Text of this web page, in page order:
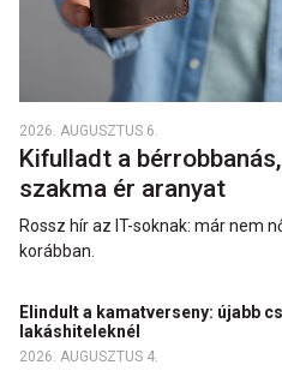
2026. AUGUSZTUS 6.
Kifulladt a
szakma ér aranyat
Rossz hír az IT-soknak: már nem
korábban.
Elindult a kamatverseny: újabb
lakáshiteleknél
2026. AUGUSZTUS 4.